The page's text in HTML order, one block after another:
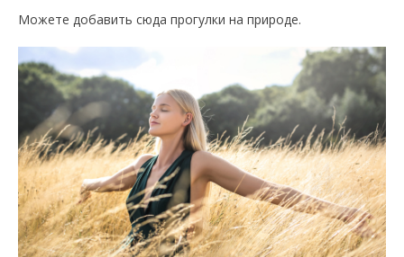
Можете добавить сюда прогулки на природе.